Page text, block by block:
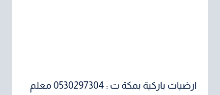
ارضيات باركية بمكة ت : 0530297304 معلم